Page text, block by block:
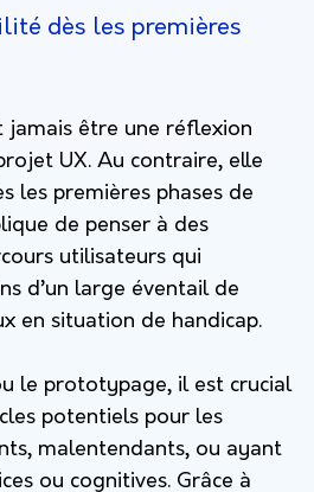
dès les premières
jamais être une réflexion
UX. Au contraire, elle
les premières phases de
de penser à des
utilisateurs qui
d’un large éventail de
en situation de handicap.
le prototypage, il est crucial
potentiels pour les
malentendants, ou ayant
ou cognitives. Grâce à